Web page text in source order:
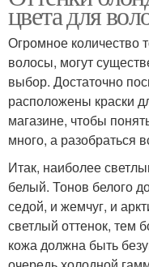
цвета для
Огромное количество
волосы, могут
выбор. Достаточно
расположены краски
магазине, чтобы
много, а разобраться
Итак, наиболее
белый. Тонов белого
седой, и жемчуг, и
светлый оттенок, тем
кожа должна быть